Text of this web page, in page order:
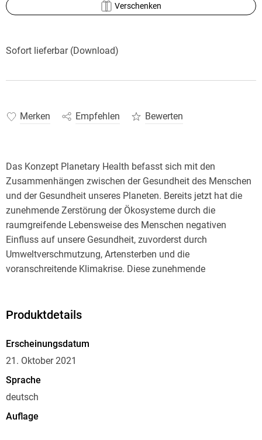
Verschenken
Sofort lieferbar (Download)
Merken Empfehlen Bewerten
Das Konzept Planetary Health befasst sich mit den
Zusammenhängen zwischen der Gesundheit des Menschen
und der Gesundheit unseres Planeten. Bereits jetzt hat die
zunehmende Zerstörung der Ökosysteme durch die
raumgreifende Lebensweise des Menschen negativen
Einfluss auf unsere Gesundheit, zuvorderst durch
Umweltverschmutzung, Artensterben und die
voranschreitende Klimakrise. Diese zunehmende
und Medizin zu berücksichtigen und die Wissenschaften
rund um die Medizin zu ertüchtigen, sich eingehend mit den
Beispiele sind die tödlichen Auswirkungen von Hitzewellen,
die Zunahme von Allergien oder auch das Auftreten
neuartiger Krankheitserreger.
Produktdetails
Erscheinungsdatum
21. Oktober 2021
Sprache
deutsch
Auflage